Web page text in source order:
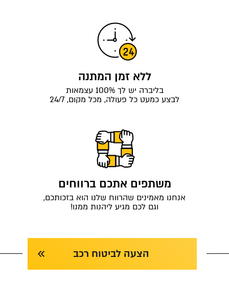
ללא זמן המתנה
בליברה יש לך 100% עצמאות
לבצע כמעט כל פעולה, מכל מקום, 24/7
משתפים אתכם ברווחים
אנחנו מאמינים שהרווח שלנו הוא בזכותכם,
וגם לכם מגיע ליהנות ממנו!
הצעה לביטוח רכב